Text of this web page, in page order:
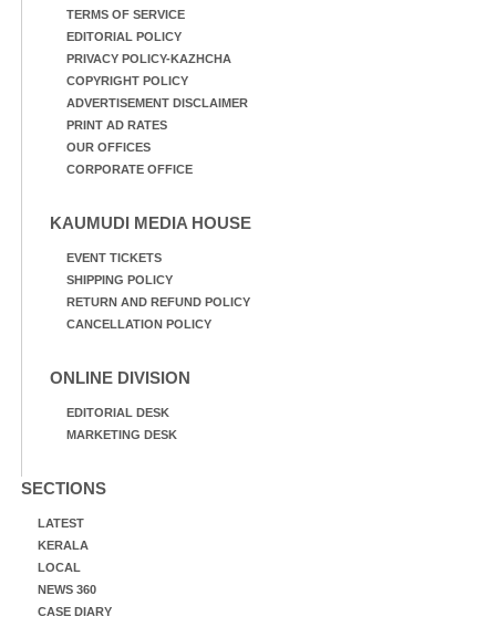
TERMS OF SERVICE
EDITORIAL POLICY
PRIVACY POLICY-KAZHCHA
COPYRIGHT POLICY
ADVERTISEMENT DISCLAIMER
PRINT AD RATES
OUR OFFICES
CORPORATE OFFICE
KAUMUDI MEDIA HOUSE
EVENT TICKETS
SHIPPING POLICY
RETURN AND REFUND POLICY
CANCELLATION POLICY
ONLINE DIVISION
EDITORIAL DESK
MARKETING DESK
SECTIONS
LATEST
KERALA
LOCAL
NEWS 360
CASE DIARY